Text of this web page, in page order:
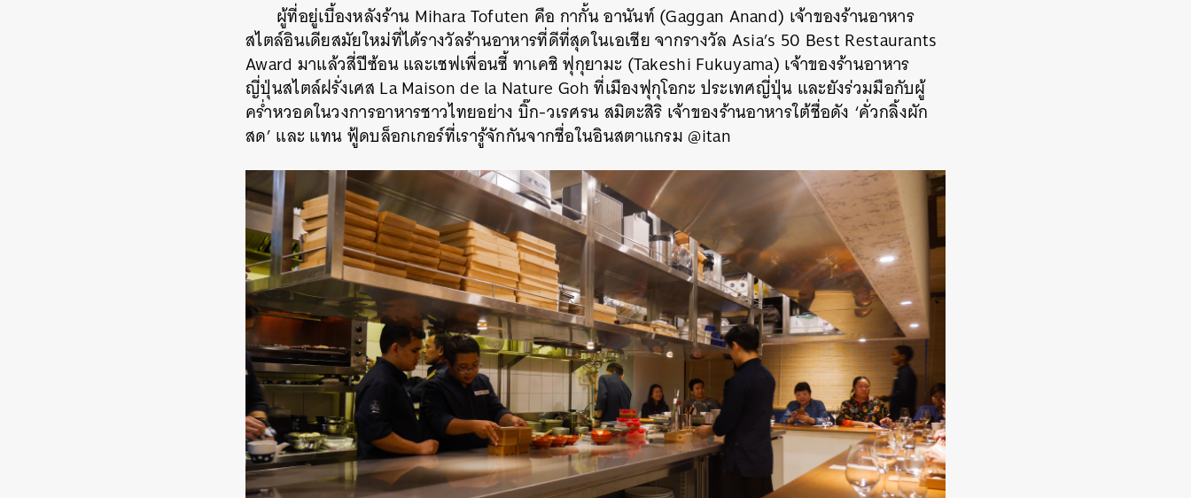
ผู้ที่อยู่เบื้องหลังร้าน Mihara Tofuten คือ กากั้น อานันท์ (Gaggan Anand) เจ้าของร้านอาหาร
สไตล์อินเดียสมัยใหม่ที่ได้รางวัลร้านอาหารที่ดีที่สุดในเอเชีย จากรางวัล Asia’s 50 Best Restaurants
Award มาแล้วสี่ปีซ้อน และเชฟเพื่อนซี้ ทาเคชิ ฟุกุยามะ (Takeshi Fukuyama) เจ้าของร้านอาหาร
ญี่ปุ่นสไตล์ฝรั่งเศส La Maison de la Nature Goh ที่เมืองฟุกุโอกะ ประเทศญี่ปุ่น และยังร่วมมือกับผู้
คร่ำหวอดในวงการอาหารชาวไทยอย่าง บิ๊ก-วเรศรน สมิตะสิริ เจ้าของร้านอาหารใต้ชื่อดัง ‘คั่วกลิ้งผัก
สด’ และ แทน ฟู้ดบล็อกเกอร์ที่เรารู้จักกันจากชื่อในอินสตาแกรม @itan
SHARE TWEET LINE EMAIL